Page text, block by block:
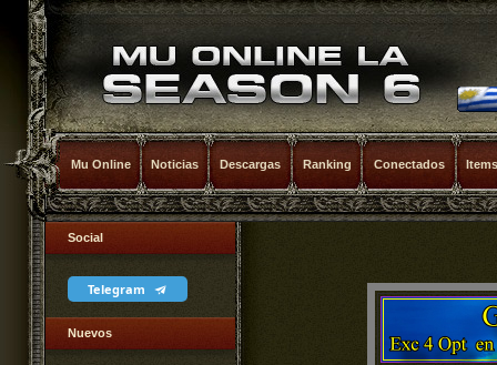
Mu Online Noticias Descargas Ranking Conectados Items
Social
Telegram
Nuevos